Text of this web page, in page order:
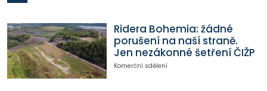
Ridera Bohemia: žádné
porušení na naší straně.
Jen nezákonné šetření ČIŽP
Komerční sdělení